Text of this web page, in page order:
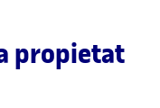
propietat